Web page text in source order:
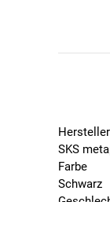
Die
einem
Hersteller
SKS
Farbe
Schwarz